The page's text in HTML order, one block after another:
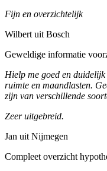
Fijn en overzichtelijk
Wilbert uit Bosch
Geweldige informatie
Hielp me goed en
ruimte en maandlasten.
zijn van verschillende
Zeer uitgebreid.
Jan uit Nijmegen
Compleet overzicht